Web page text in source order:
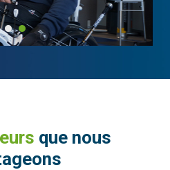
que nous